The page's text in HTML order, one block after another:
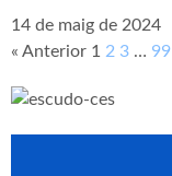
14 de maig de 2024
« Anterior 1 2 3 … 99